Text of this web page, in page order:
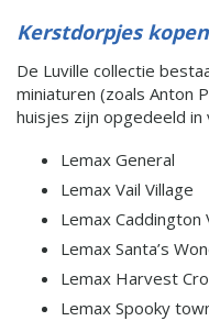
Kerstdorpjes
De Luville collectie
miniaturen (zoals Anton
huisjes zijn opgedeeld in
Lemax General
Lemax Vail Village
Lemax Caddington
Lemax Santa’s
Lemax Harvest
Lemax Spooky